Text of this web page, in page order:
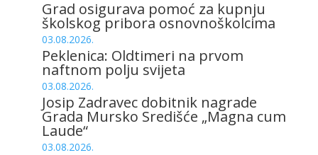
Grad osigurava pomoć za kupnju
školskog pribora osnovnoškolcima
03.08.2026.
Peklenica: Oldtimeri na prvom
naftnom polju svijeta
03.08.2026.
Josip Zadravec dobitnik nagrade
Grada Mursko Središće „Magna cum
Laude“
03.08.2026.